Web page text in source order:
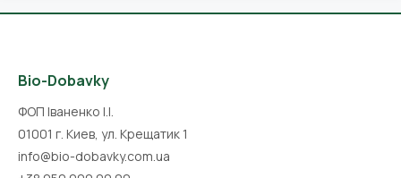
Bio-Dobavky
ФОП Іваненко І.І.
01001 г. Киев, ул. Крещатик 1
info@bio-dobavky.com.ua